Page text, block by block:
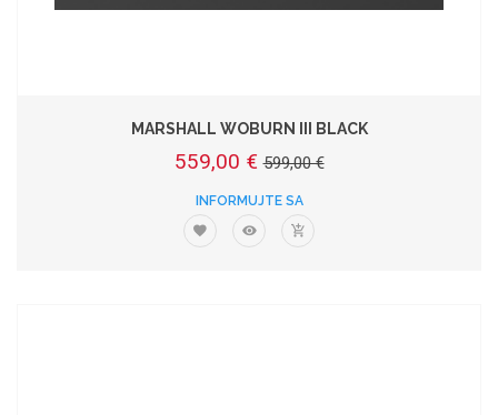
MARSHALL WOBURN III BLACK
559,00 € 599,00 €
INFORMUJTE SA